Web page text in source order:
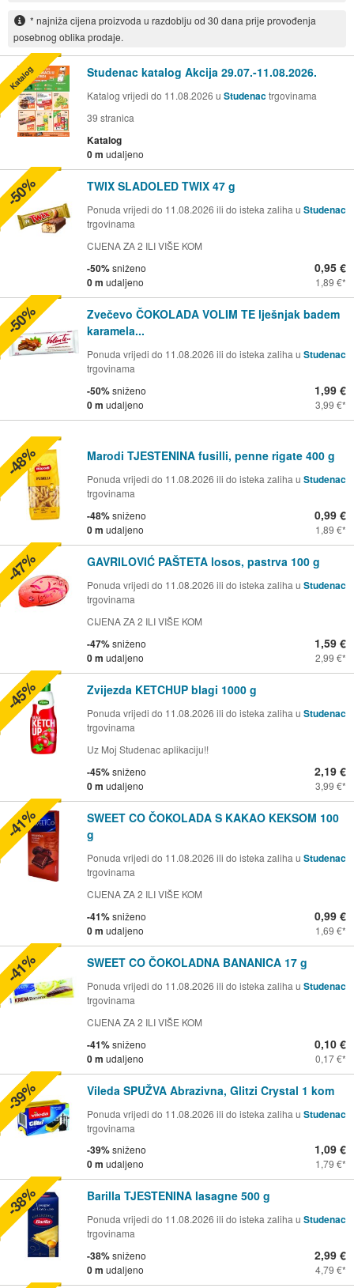
* najniža cijena proizvoda u razdoblju od 30 dana prije provođenja
posebnog oblika prodaje.
Studenac katalog Akcija 29.07.-11.08.2026.
Katalog vrijedi do 11.08.2026 u Studenactrgovinama
39 stranica
Katalog
0 m udaljeno
Katalog
TWIX SLADOLED TWIX 47 g
Ponuda vrijedi do 11.08.2026 ili do isteka zaliha u Studenac
trgovinama
CIJENA ZA 2 ILI VIŠE KOM
-50%sniženo
0 m udaljeno
0,95 €
1,89 €
-50%
Zvečevo ČOKOLADA VOLIM TE lješnjak badem
karamela...
Ponuda vrijedi do 11.08.2026 ili do isteka zaliha u Studenac
trgovinama
-50%sniženo
0 m udaljeno
1,99 €
3,99 €
-50%
Marodi TJESTENINA fusilli, penne rigate 400 g
Ponuda vrijedi do 11.08.2026 ili do isteka zaliha u Studenac
trgovinama
-48%sniženo
0 m udaljeno
0,99 €
1,89 €
-48%
GAVRILOVIĆ PAŠTETA losos, pastrva 100 g
Ponuda vrijedi do 11.08.2026 ili do isteka zaliha u Studenac
trgovinama
CIJENA ZA 2 ILI VIŠE KOM
-47%sniženo
0 m udaljeno
1,59 €
2,99 €
-47%
Zvijezda KETCHUP blagi 1000 g
Ponuda vrijedi do 11.08.2026 ili do isteka zaliha u Studenac
trgovinama
Uz Moj Studenac aplikaciju!!
-45%sniženo
0 m udaljeno
2,19 €
3,99 €
-45%
SWEET CO ČOKOLADA S KAKAO KEKSOM 100
g
Ponuda vrijedi do 11.08.2026 ili do isteka zaliha u Studenac
trgovinama
CIJENA ZA 2 ILI VIŠE KOM
-41%sniženo
0 m udaljeno
0,99 €
1,69 €
-41%
SWEET CO ČOKOLADNA BANANICA 17 g
Ponuda vrijedi do 11.08.2026 ili do isteka zaliha u Studenac
trgovinama
CIJENA ZA 2 ILI VIŠE KOM
-41%sniženo
0 m udaljeno
0,10 €
0,17 €
-41%
Vileda SPUŽVA Abrazivna, Glitzi Crystal 1 kom
Ponuda vrijedi do 11.08.2026 ili do isteka zaliha u Studenac
trgovinama
-39%sniženo
0 m udaljeno
1,09 €
1,79 €
-39%
Barilla TJESTENINA lasagne 500 g
Ponuda vrijedi do 11.08.2026 ili do isteka zaliha u Studenac
trgovinama
-38%sniženo
0 m udaljeno
2,99 €
4,79 €
-38%